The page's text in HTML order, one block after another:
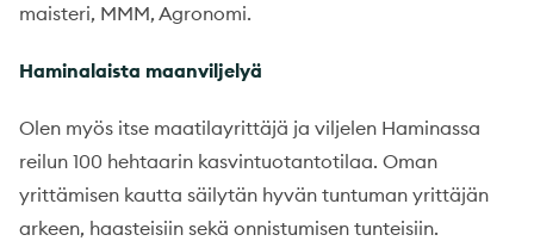
maisteri, MMM, Agronomi.
Haminalaista maanviljelyä
Olen myös itse maatilayrittäjä ja viljelen Haminassa
reilun 100 hehtaarin kasvintuotantotilaa. Oman
yrittämisen kautta säilytän hyvän tuntuman yrittäjän
arkeen, haasteisiin sekä onnistumisen tunteisiin.